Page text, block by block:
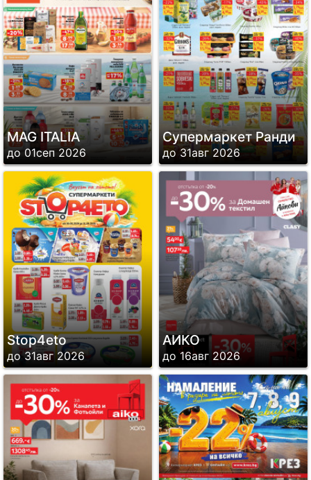
MAG ITALIA
до 01сеп 2026
Супермаркет Ранди
до 31авг 2026
Stop4eto
до 31авг 2026
АИКО
до 16авг 2026